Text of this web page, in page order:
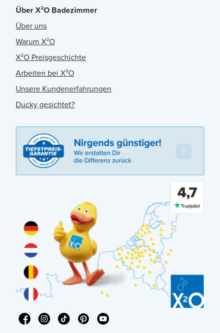
Über X²O Badezimmer
Über uns
Warum X²O
X²O Preisgeschichte
Arbeiten bei X²O
Unsere Kundenerfahrungen
Ducky gesichtet?